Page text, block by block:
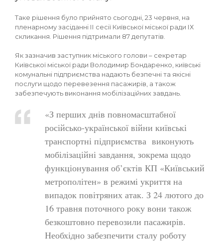
Таке рішення було прийнято сьогодні, 23 червня, на
пленарному засіданні ІІ сесії Київської міської ради ІХ
скликання. Рішення підтримали 87 депутатів.
Як зазначив заступник міського голови – секретар
Київської міської ради Володимир Бондаренко, київські
комунальні підприємства надають безпечні та якісні
послуги щодо перевезення пасажирів, а також
забезпечують виконання мобілізаційних завдань.
«З перших днів повномасштабної
російсько-української війни київські
транспортні підприємства виконують
мобілізаційні завдання, зокрема щодо
функціонування об’єктів КП «Київський
метрополітен» в режимі укриття на
випадок повітряних атак. З 24 лютого до
16 травня поточного року вони також
безкоштовно перевозили пасажирів.
Необхідно забезпечити сталу роботу